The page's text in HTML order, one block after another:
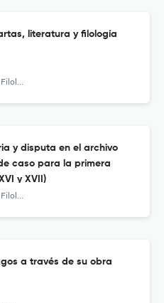
literatura y filología
Literaris
y disputa en el archivo
caso para la primera
y XVII)
Literaris
a través de su obra